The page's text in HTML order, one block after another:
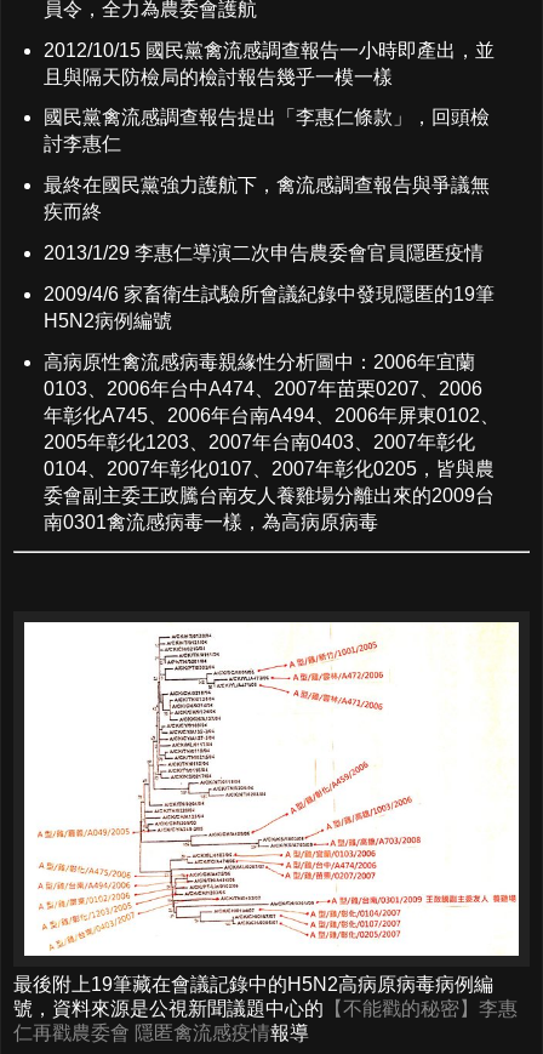
員令，全力為農委會護航
2012/10/15 國民黨禽流感調查報告一小時即產出，並
且與隔天防檢局的檢討報告幾乎一模一樣
國民黨禽流感調查報告提出「李惠仁條款」，回頭檢
討李惠仁
最終在國民黨強力護航下，禽流感調查報告與爭議無
疾而終
2013/1/29 李惠仁導演二次申告農委會官員隱匿疫情
2009/4/6 家畜衛生試驗所會議紀錄中發現隱匿的19筆
H5N2病例編號
高病原性禽流感病毒親緣性分析圖中：2006年宜蘭
0103、2006年台中A474、2007年苗栗0207、2006
年彰化A745、2006年台南A494、2006年屏東0102、
2005年彰化1203、2007年台南0403、2007年彰化
0104、2007年彰化0107、2007年彰化0205，皆與農
委會副主委王政騰台南友人養雞場分離出來的2009台
南0301禽流感病毒一樣，為高病原病毒
最後附上19筆藏在會議記錄中的H5N2高病原病毒病例編
號，資料來源是公視新聞議題中心的 【不能戳的秘密】李惠
仁再戳農委會 隱匿禽流感疫情報導